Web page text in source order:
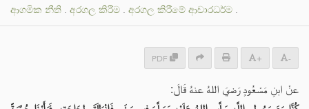
ආගමික නීති . අරගල කිරීම . අරගල කිරීමේ ආචාරධර්ම .
PDF + -
عنْ ابنِ مَسْعُودٍ رَضيَ اللهُ عنهُ قَالَ: